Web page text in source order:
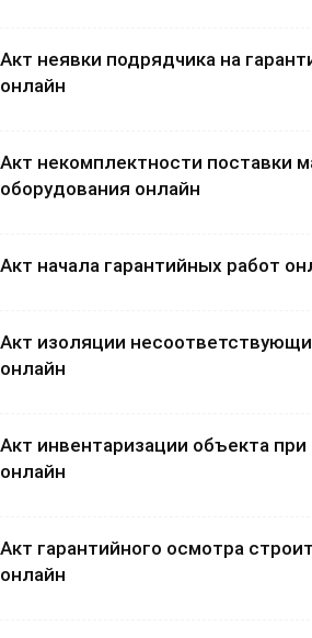
Акт неявки подрядчика на
онлайн
Акт некомплектности поставки
оборудования онлайн
Акт начала гарантийных работ
Акт изоляции
онлайн
Акт инвентаризации объекта
онлайн
Акт гарантийного осмотра
онлайн